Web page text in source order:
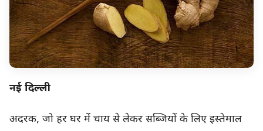
नई दिल्ली
अदरक, जो हर घर में चाय से लेकर सब्जियों के लिए इस्तेमाल